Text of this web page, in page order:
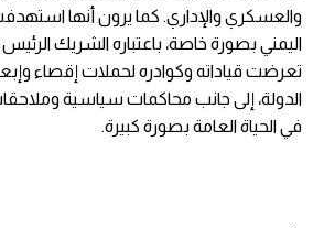
والعسكري والإداري. كما يرون أنها
اليمني بصورة خاصة، باعتباره الشريك
تعرضت قياداته وكوادره لحملات إقصاء
الدولة، إلى جانب محاكمات سياسية
في الحياة العامة بصورة كبيرة.